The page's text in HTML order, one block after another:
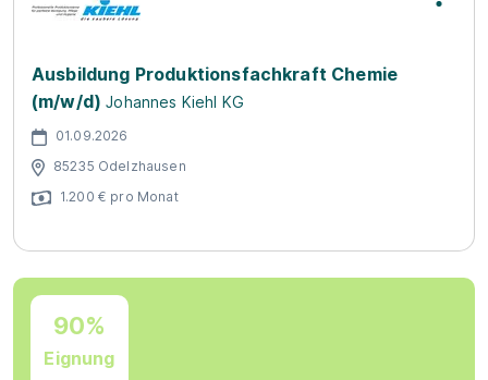
Ausbildung Produktionsfachkraft Chemie
(m/w/d) Johannes Kiehl KG
01.09.2026
85235 Odelzhausen
1.200 € pro Monat
90%
Eignung